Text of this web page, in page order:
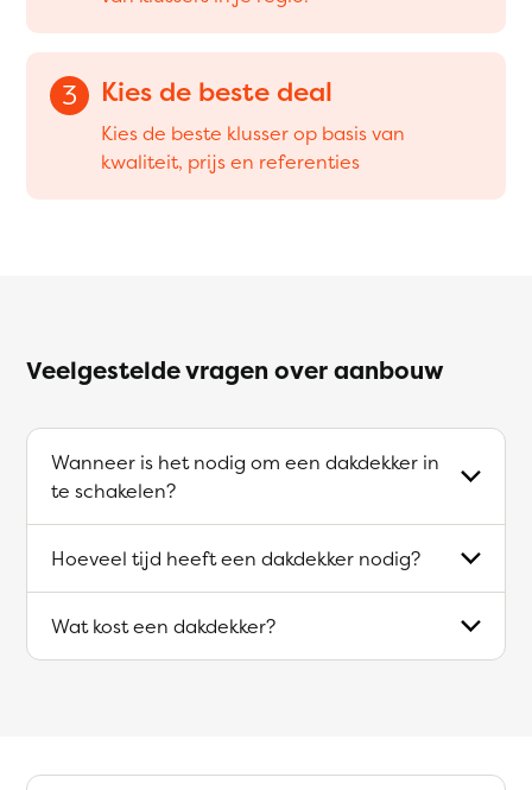
3 Kies de beste deal
Kies de beste klusser op basis van
kwaliteit, prijs en referenties
Veelgestelde vragen over aanbouw
Wanneer is het nodig om een dakdekker in
te schakelen?
Hoeveel tijd heeft een dakdekker nodig?
Wat kost een dakdekker?